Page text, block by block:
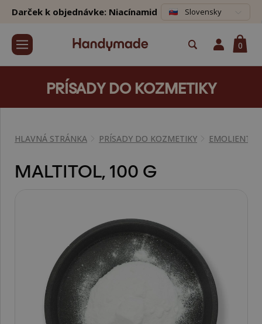
Darček k objednávke: Niacínamid Slovensky
0
PRÍSADY DO KOZMETIKY
HLAVNÁ STRÁNKA PRÍSADY DO KOZMETIKY EMOLIENTY
MALTITOL, 100 G